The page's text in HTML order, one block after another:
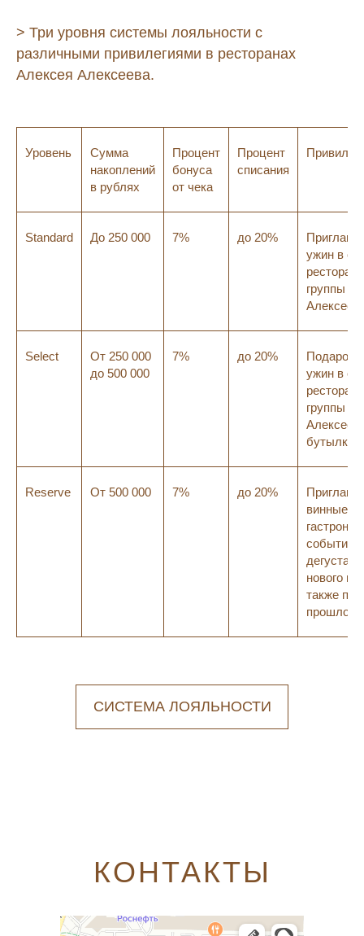
> Три уровня системы лояльности с
различными привилегиями в ресторанах
Алексея Алексеева.
Уровень
Сумма
накоплений
в рублях
Процент
бонуса
от чека
Процент
списания
Standard До 250 000 7% до 20%
ужин в
группы
Select
От 250 000
до 500 000
7% до 20%
Подарок
ужин в
группы
бутылка
Reserve От 500 000 7% до 20%
винные и
события,
нового
также
прошлого
СИСТЕМА ЛОЯЛЬНОСТИ
КОНТАКТЫ